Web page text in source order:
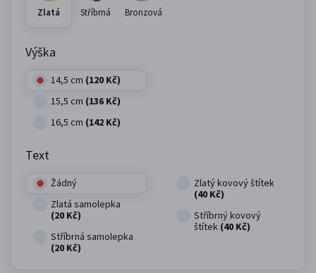
Zlatá Stříbrná Bronzová
Výška
14,5 cm (120 Kč)
15,5 cm (136 Kč)
16,5 cm (142 Kč)
Text
Žádný
Zlatá samolepka
(20 Kč)
Stříbrná samolepka
(20 Kč)
Zlatý kovový štítek
(40 Kč)
Stříbrný kovový
štítek (40 Kč)